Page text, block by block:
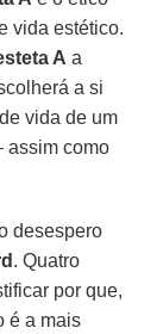
vida estético.
A a
a si
vida de um
assim como
desespero
. Quatro
por que,
é a mais